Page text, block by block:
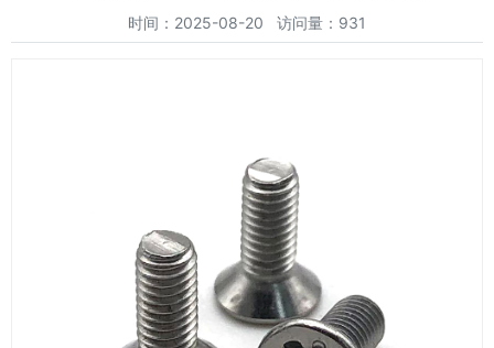
时间：2025-08-20 访问量：931